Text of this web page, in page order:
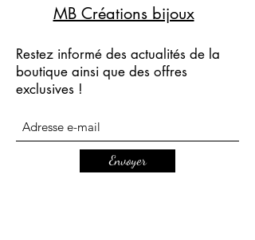
MB Créations bijoux
Restez informé des actualités de la
boutique ainsi que des offres
exclusives !
Envoyer